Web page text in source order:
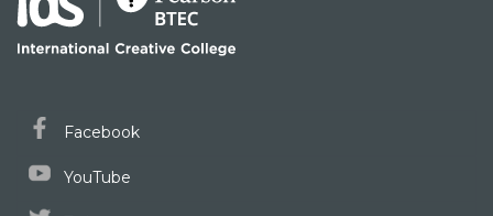
Facebook
YouTube